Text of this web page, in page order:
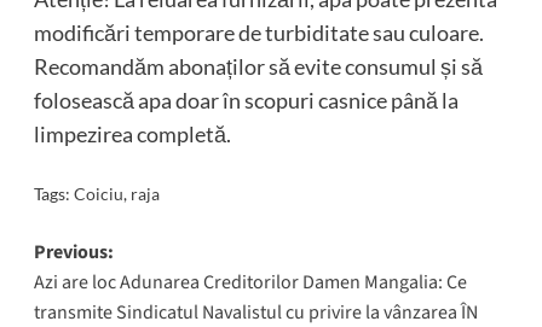
modificări temporare de turbiditate sau culoare.
Recomandăm abonaților să evite consumul și să
folosească apa doar în scopuri casnice până la
limpezirea completă.
Tags: Coiciu, raja
Post
navigation
Previous:
Azi are loc Adunarea Creditorilor Damen Mangalia: Ce
transmite Sindicatul Navalistul cu privire la vânzarea ÎN